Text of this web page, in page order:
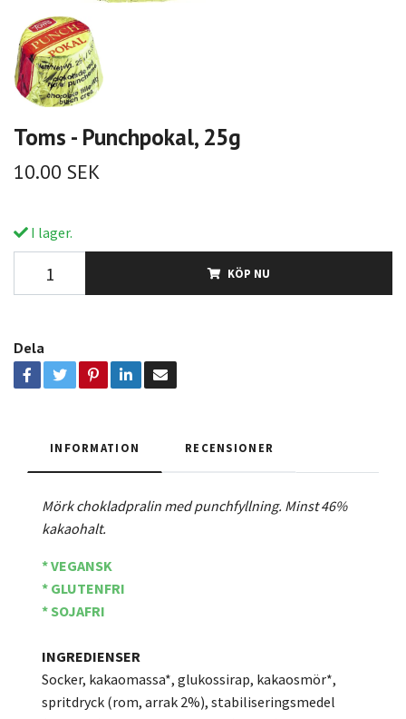
Toms - Punchpokal, 25g
10.00 SEK
I lager.
KÖP NU
Dela
INFORMATION RECENSIONER
Mörk chokladpralin med punchfyllning. Minst 46%
kakaohalt.
* VEGANSK
* GLUTENFRI
* SOJAFRI
INGREDIENSER
Socker, kakaomassa*, glukossirap, kakaosmör*,
spritdryck (rom, arrak 2%), stabiliseringsmedel